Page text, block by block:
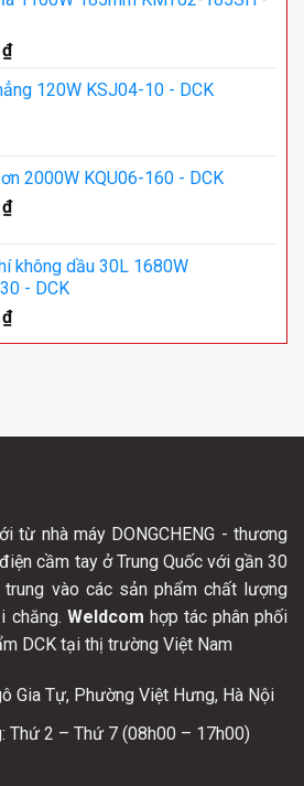
₫
120W KSJ04-10 - DCK
2000W KQU06-160 - DCK
₫
không dầu 30L 1680W
- DCK
₫
từ nhà máy DONGCHENG - thương
cầm tay ở Trung Quốc với gần 30
trung vào các sản phẩm chất lượng
chăng. Weldcom hợp tác phân phối
DCK tại thị trường Việt Nam
Gia Tự, Phường Việt Hưng, Hà Nội
Thứ 2 – Thứ 7 (08h00 – 17h00)